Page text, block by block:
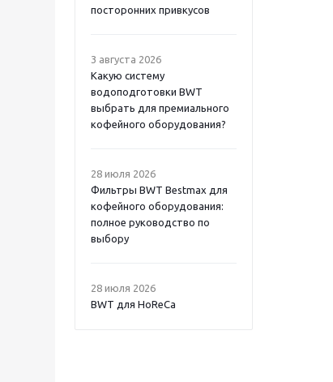
посторонних привкусов
3 августа 2026
Какую систему
водоподготовки BWT
выбрать для премиального
кофейного оборудования?
28 июля 2026
Фильтры BWT Bestmax для
кофейного оборудования:
полное руководство по
выбору
28 июля 2026
BWT для HoReCa